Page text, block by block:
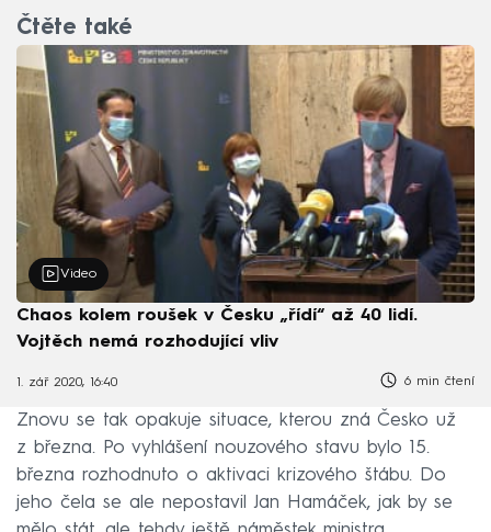
Čtěte také
Video
Chaos kolem roušek v Česku „řídí“ až 40 lidí.
Vojtěch nemá rozhodující vliv
1. zář 2020, 16:40 6 min čtení
Znovu se tak opakuje situace, kterou zná Česko už
z března. Po vyhlášení nouzového stavu bylo 15.
března rozhodnuto o aktivaci krizového štábu. Do
jeho čela se ale nepostavil Jan Hamáček, jak by se